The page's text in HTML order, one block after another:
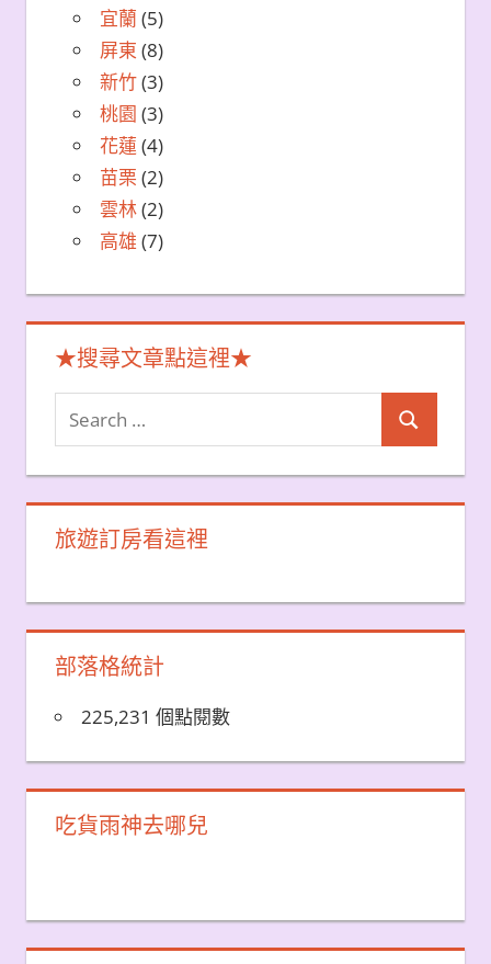
宜蘭 (5)
屏東 (8)
新竹(3)
桃園 (3)
花蓮 (4)
苗栗 (2)
雲林(2)
高雄 (7)
★搜尋文章點這裡★
Search
for:
Search
旅遊訂房看這裡
部落格統計
225,231 個點閱數
吃貨雨神去哪兒